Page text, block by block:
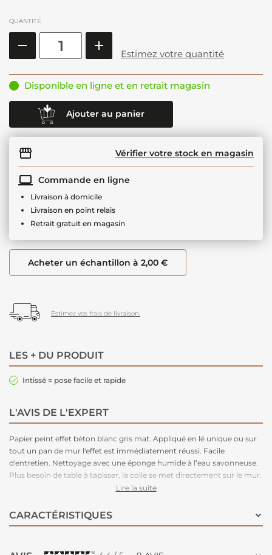
QUANTITÉ
Estimez votre quantité
Disponible en ligne et en retrait magasin
Ajouter au panier
Vérifier votre stock en magasin
Commande en ligne
Livraison à domicile
Livraison en point relais
Retrait gratuit en magasin
Acheter un échantillon à 2,00 €
Estimez vos frais de livraison.
LES + DU PRODUIT
Intissé = pose facile et rapide
L'AVIS DE L'EXPERT
Papier peint effet béton blanc gris mat. Appliqué en lé unique ou sur
tout un pan de mur l'effet est immédiatement réussi. Facile
d'entretien. Nettoyage avec une éponge humide à l’eau savonneuse.
Plus besoin de table à tapisser, la colle se met directement sur le mur.
L’intissé ne demande pas de préparation particulière et se découpe
Lire la suite
CARACTÉRISTIQUES